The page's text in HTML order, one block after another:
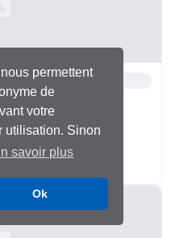
permettent
de
votre
utilisation. Sinon
savoir plus
Ok